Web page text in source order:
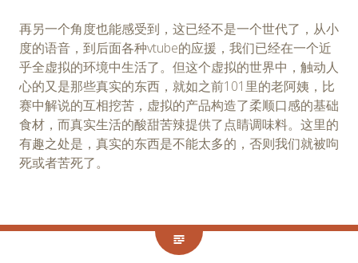
再另一个角度也能感受到，这已经不是一个世代了，从小
度的语音，到后面各种vtube的应援，我们已经在一个近
乎全虚拟的环境中生活了。但这个虚拟的世界中，触动人
心的又是那些真实的东西，就如之前101里的老阿姨，比
赛中解说的互相挖苦，虚拟的产品构造了柔顺口感的基础
食材，而真实生活的酸甜苦辣提供了点睛调味料。这里的
有趣之处是，真实的东西是不能太多的，否则我们就被呴
死或者苦死了。